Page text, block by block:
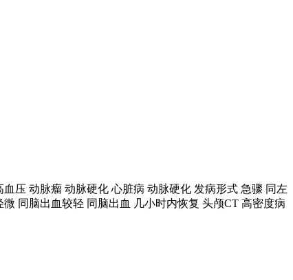
压 动脉瘤 动脉硬化 心脏病 动脉硬化 发病形式 急骤 同左
同脑出血较轻 同脑出血 几小时内恢复 头颅CT 高密度病